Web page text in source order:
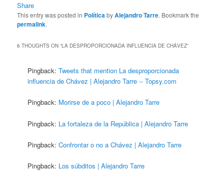
Share
This entry was posted in PolíticabyAlejandro Tarre. Bookmark the
permalink.
6 THOUGHTS ON “LA DESPROPORCIONADA INFLUENCIA DE CHÁVEZ”
Pingback:Tweets that mention La desproporcionada
influencia de Chávez | Alejandro Tarre -- Topsy.com
Pingback: Morirse de a poco | Alejandro Tarre
Pingback: La fortaleza de la República | Alejandro Tarre
Pingback:Confrontar o no a Chávez | Alejandro Tarre
Pingback: Los súbditos | Alejandro Tarre